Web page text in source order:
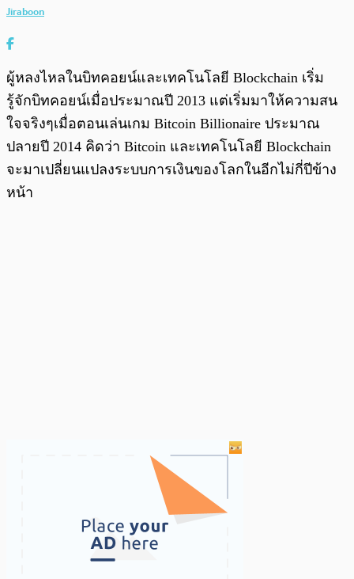
Jiraboon
ผู้หลงไหลในบิทคอยน์และเทคโนโลยี Blockchain เริ่ม
รู้จักบิทคอยน์เมื่อประมาณปี 2013 แต่เริ่มมาให้ความสน
ใจจริงๆเมื่อตอนเล่นเกม Bitcoin Billionaire ประมาณ
ปลายปี 2014 คิดว่า Bitcoin และเทคโนโลยี Blockchain
จะมาเปลี่ยนแปลงระบบการเงินของโลกในอีกไม่กี่ปีข้าง
หน้า